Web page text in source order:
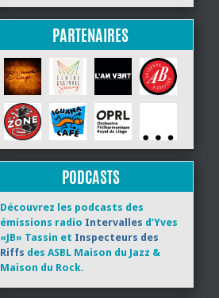
PARTENAIRES
PODCASTS
Découvrez les podcasts des
émissions radio Intervalles d’Yves
«JB» Tassin et Inspecteurs des
Riffs des ASBL Maison du Jazz &
Maison du Rock.